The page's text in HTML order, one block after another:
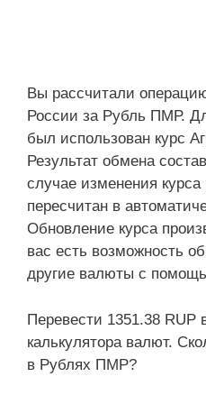
Вы рассчитали
России за Рубль ПМР.
был использован курс
Результат обмена
случае изменения курса
пересчитан в
Обновление курса
вас есть возможность
другие валюты с
Перевести 1351.38
калькулятора валют.
в Рублях ПМР?